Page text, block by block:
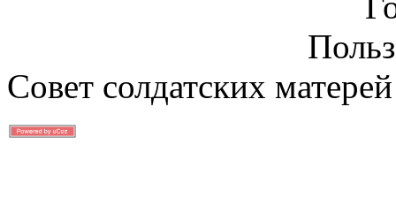
Совет солдатских